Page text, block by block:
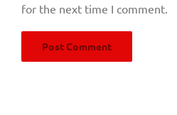
for the next time I comment.